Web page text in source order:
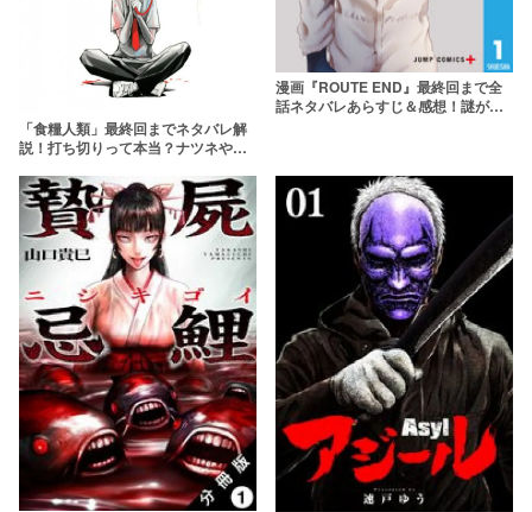
「食糧人類」最終回までネタバレ解
説！打ち切りって本当？ナツネや怪
漫画『ROUTE END』最終回まで全
話ネタバレあらすじ＆感想！謎が謎